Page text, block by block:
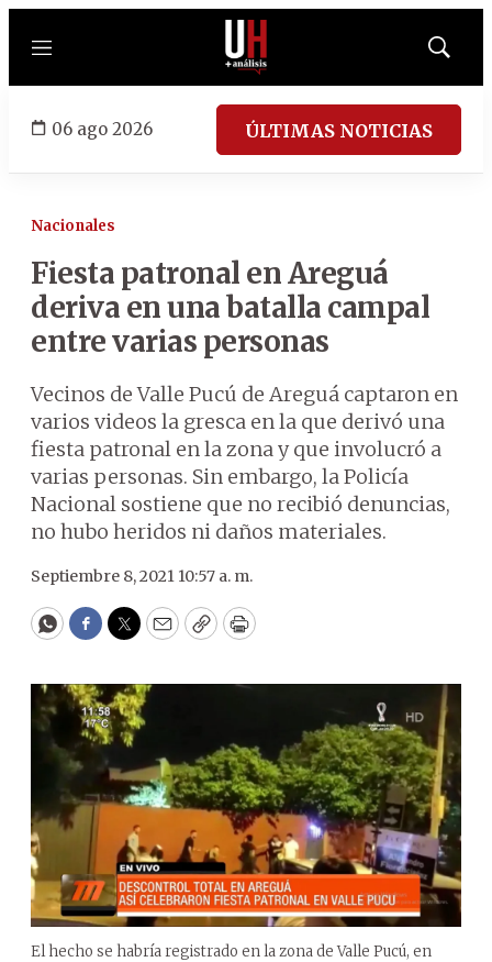
Menú
Mostrar
06 ago 2026 ÚLTIMAS NOTICIAS
Nacionales
Fiesta patronal en Areguá
deriva en una batalla campal
entre varias personas
Vecinos de Valle Pucú de Areguá captaron en
varios videos la gresca en la que derivó una
fiesta patronal en la zona y que involucró a
varias personas. Sin embargo, la Policía
Nacional sostiene que no recibió denuncias,
no hubo heridos ni daños materiales.
Septiembre 8, 2021 10:57 a. m.
WhatsApp
Facebook
Twitter
EmailCopyPrint
El hecho se habría registrado en la zona de Valle Pucú, en